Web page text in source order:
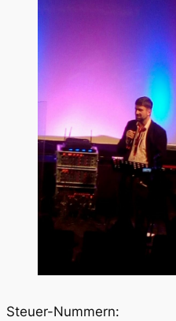
Steuer-Nummern: